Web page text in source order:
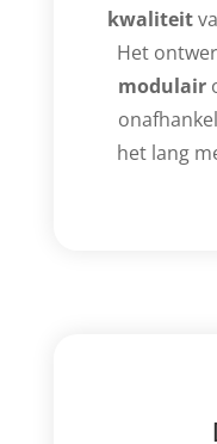
kwaliteit
Het
modulair
het lang